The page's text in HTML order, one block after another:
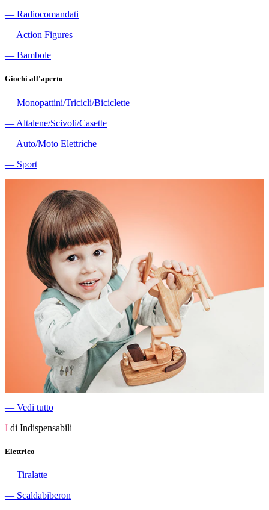
― Radiocomandati
― Action Figures
― Bambole
Giochi all'aperto
― Monopattini/Tricicli/Biciclette
― Altalene/Scivoli/Casette
― Auto/Moto Elettriche
― Sport
― Vedi tutto
I di Indispensabili
Elettrico
― Tiralatte
― Scaldabiberon